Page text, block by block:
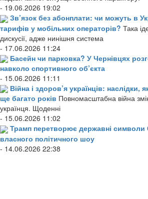
- 19.06.2026 19:02
Зв’язок без абонплати: чи можуть в
тарифів у мобільних операторів? Така
дискусії, адже нинішня система
- 17.06.2026 11:24
Басейн чи парковка? У Чернівцях
навколо спортивного об’єкта
- 15.06.2026 11:11
Війна і здоров’я українців: наслідки,
ще багато років Повномасштабна війна
українця. Щоденні
- 15.06.2026 11:02
Трамп перетворює державні
власного політичного шоу
- 14.06.2026 22:38